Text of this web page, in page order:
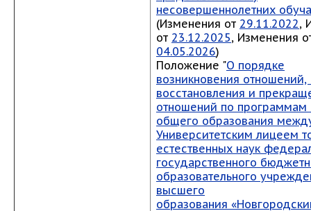
несовершеннолетних
(Изменения от 29.11.2022,
от 23.12.2025, Изменения
04.05.2026)
Положение "О порядке
возникновения
восстановления и
отношений по программам
общего образования
Университетским лицеем
естественных наук
государственного
образовательного
высшего
образования